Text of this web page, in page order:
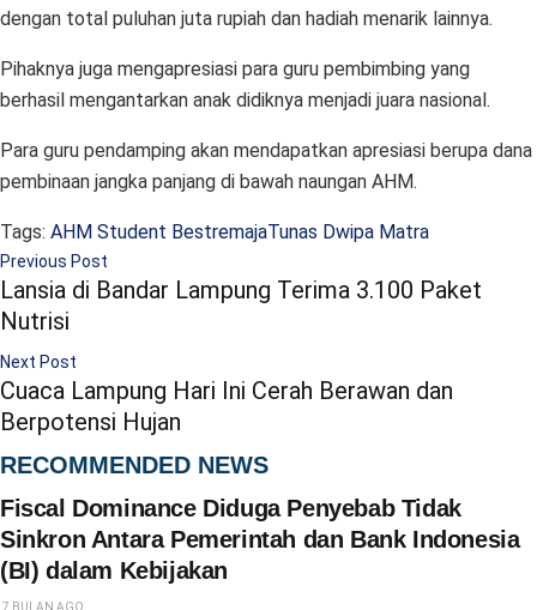
dengan total puluhan juta rupiah dan hadiah menarik lainnya.
Pihaknya juga mengapresiasi para guru pembimbing yang
berhasil mengantarkan anak didiknya menjadi juara nasional.
Para guru pendamping akan mendapatkan apresiasi berupa dana
pembinaan jangka panjang di bawah naungan AHM.
Tags: AHM Student BestremajaTunas Dwipa Matra
Previous Post
Lansia di Bandar Lampung Terima 3.100 Paket
Nutrisi
Next Post
Cuaca Lampung Hari Ini Cerah Berawan dan
Berpotensi Hujan
RECOMMENDED NEWS
Fiscal Dominance Diduga Penyebab Tidak
Sinkron Antara Pemerintah dan Bank Indonesia
(BI) dalam Kebijakan
7 BULAN AGO